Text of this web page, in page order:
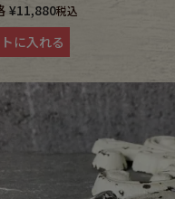
¥11,880税込
に入れる